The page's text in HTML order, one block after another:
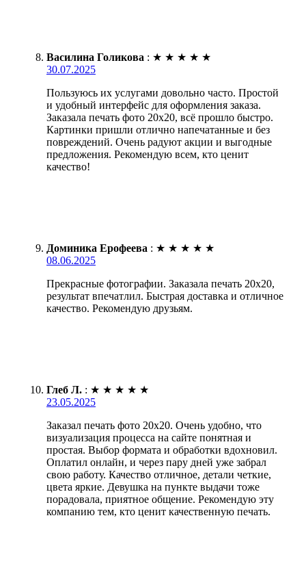
Василина Голикова : ★ ★ ★ ★ ★
30.07.2025
Пользуюсь их услугами довольно часто. Простой
и удобный интерфейс для оформления заказа.
Заказала печать фото 20х20, всё прошло быстро.
Картинки пришли отлично напечатанные и без
повреждений. Очень радуют акции и выгодные
предложения. Рекомендую всем, кто ценит
качество!
Доминика Ерофеева : ★ ★ ★ ★ ★
08.06.2025
Прекрасные фотографии. Заказала печать 20х20,
результат впечатлил. Быстрая доставка и отличное
качество. Рекомендую друзьям.
Глеб Л. : ★ ★ ★ ★ ★
23.05.2025
Заказал печать фото 20х20. Очень удобно, что
визуализация процесса на сайте понятная и
простая. Выбор формата и обработки вдохновил.
Оплатил онлайн, и через пару дней уже забрал
свою работу. Качество отличное, детали четкие,
цвета яркие. Девушка на пункте выдачи тоже
порадовала, приятное общение. Рекомендую эту
компанию тем, кто ценит качественную печать.